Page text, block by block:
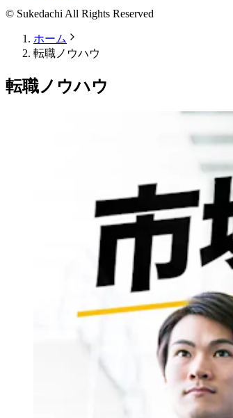
© Sukedachi All Rights Reserved
ホーム
転職ノウハウ
転職ノウハウ